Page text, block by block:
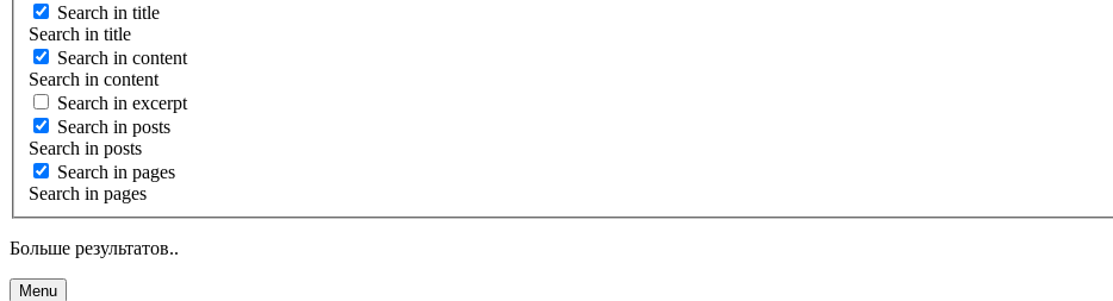
Search in title
Search in title
Search in content
Search in content
Search in excerpt
Search in posts
Search in posts
Search in pages
Search in pages
Больше результатов..
Menu